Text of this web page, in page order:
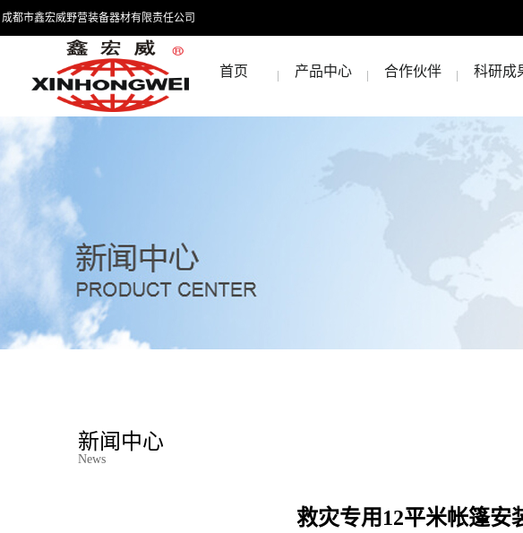
成都市鑫宏威野营装备器材有限责任公司
首页 产品中心 合作伙伴 科研成
新闻中心
News
救灾专用12平米帐篷安